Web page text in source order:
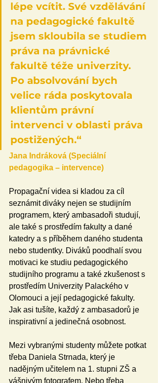
lépe vcítit. Své vzdělávání
na pedagogické fakultě
jsem skloubila se studiem
práva na právnické
fakultě téže univerzity.
Po absolvování bych
velice ráda poskytovala
klientům právní
intervenci v oblasti práva
postižených.“
Jana Indráková (Speciální
pedagogika – intervence)
Propagační videa si kladou za cíl
seznámit diváky nejen se studijním
programem, který ambasadoři studují,
ale také s prostředím fakulty a dané
katedry a s příběhem daného studenta
nebo studentky. Diváků poodhalí svou
motivaci ke studiu pedagogického
studijního programu a také zkušenost s
prostředím Univerzity Palackého v
Olomouci a její pedagogické fakulty.
Jak asi tušíte, každý z ambasadorů je
inspirativní a jedinečná osobnost.
Mezi vybranými studenty můžete potkat
třeba Daniela Strnada, který je
nadějným učitelem na 1. stupni ZŠ a
vášnivým fotografem. Nebo třeba